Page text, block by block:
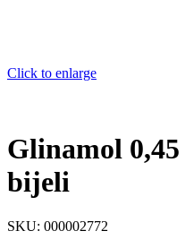
Click to enlarge
Glinamol
bijeli
SKU: 000002772